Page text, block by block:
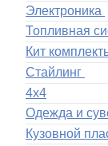
Электроника
Топливная
Кит
Стайлинг
4x4
Одежда и
Кузовной